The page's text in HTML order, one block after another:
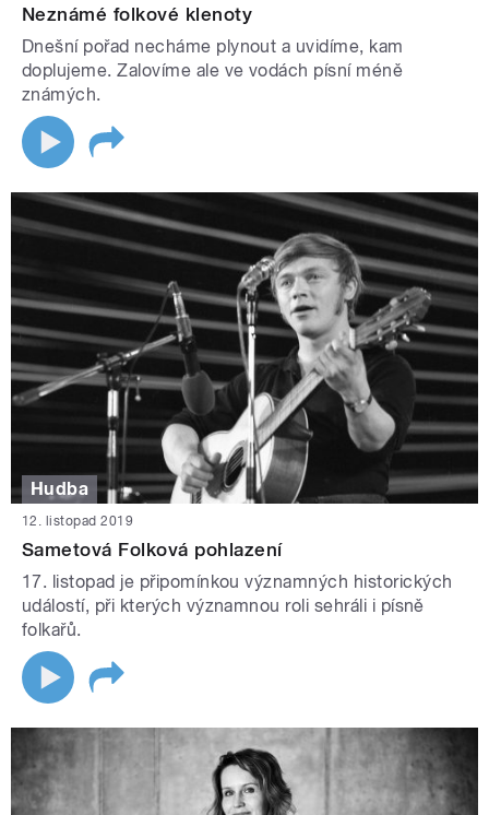
Neznámé folkové klenoty
Dnešní pořad necháme plynout a uvidíme, kam
doplujeme. Zalovíme ale ve vodách písní méně
známých.
Hudba
12. listopad 2019
Sametová Folková pohlazení
17. listopad je připomínkou významných historických
událostí, při kterých významnou roli sehráli i písně
folkařů.